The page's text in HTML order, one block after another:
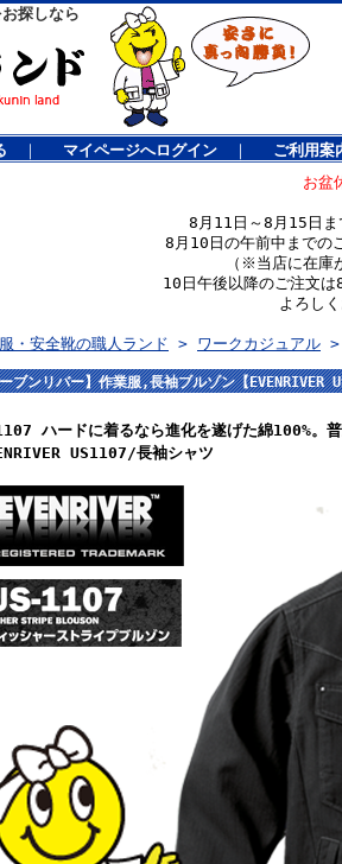
探しなら
｜ マイページへログイン ｜ ご利用案
お盆
8月11日～8月15日ま
8月10日の午前中までの
（※当店に在庫
10日午後以降のご注文は
よろし
・安全靴の職人ランド > ワークカジュアル >
ブンリバー】作業服,長袖ブルゾン【EVENRIVER
ハードに着るなら進化を遂げた綿100%。
US1107/長袖シャツ